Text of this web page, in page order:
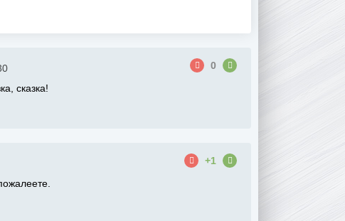
0
сказка!
+1